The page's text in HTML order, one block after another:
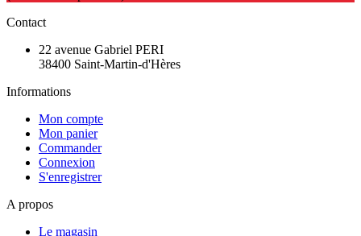
Contact
22 avenue Gabriel PERI
38400 Saint-Martin-d'Hères
Informations
Mon compte
Mon panier
Commander
Connexion
S'enregistrer
A propos
Le magasin